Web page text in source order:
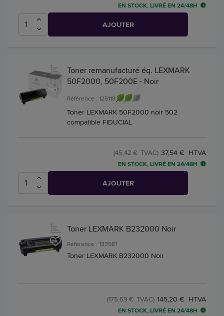
EN STOCK, LIVRÉ EN 24/48H
AJOUTER
Toner remanufacturé éq. LEXMARK
50F2000, 50F200E - Noir
Référence : 125118
Toner LEXMARK 50F2000 noir 502
compatible FIDUCIAL
37,54 € HTVA
(45,42 € TVAC)
EN STOCK, LIVRÉ EN 24/48H
AJOUTER
Toner LEXMARK B232000 Noir
Référence : 133581
Toner LEXMARK B232000 Noir
145,20 € HTVA
(175,69 € TVAC)
EN STOCK, LIVRÉ EN 24/48H